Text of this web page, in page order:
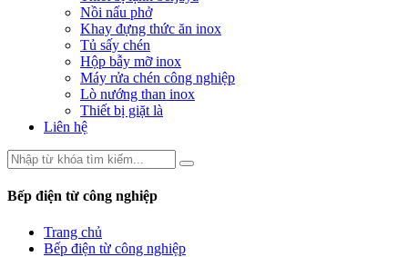
Nồi nấu phở
Khay đựng thức ăn inox
Tủ sấy chén
Hộp bẫy mỡ inox
Máy rửa chén công nghiệp
Lò nướng than inox
Thiết bị giặt là
Liên hệ
Bếp điện từ công nghiệp
Trang chủ
Bếp điện từ công nghiệp